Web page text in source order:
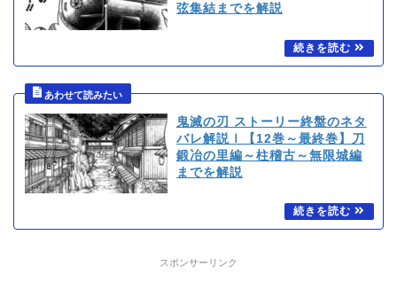
弦集結までを解説
鬼滅の刃 ストーリー終盤のネタ
バレ解説ｌ【12巻～最終巻】刀
鍛冶の里編～柱稽古～無限城編
までを解説
スポンサーリンク